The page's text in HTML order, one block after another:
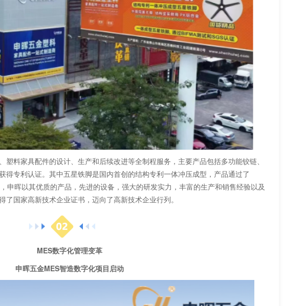
料家具配件的设计、生产和后续改进等全制程服务，主要产品包括多功能铰链、
得专利认证。其中五星铁脚是国内首创的结构专利一体冲压成型，产品通过了
申晖以其优质的产品，先进的设备，强大的研发实力，丰富的生产和销售经验以及
国家高新技术企业证书，迈向了高新技术企业行列。
MES数字化管理变革
申晖五金MES智造数字化项目启动